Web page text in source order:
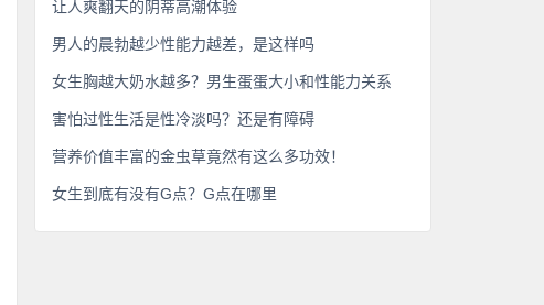
让人爽翻天的阴蒂高潮体验
男人的晨勃越少性能力越差，是这样吗
女生胸越大奶水越多？男生蛋蛋大小和性能力关系
害怕过性生活是性冷淡吗？还是有障碍
营养价值丰富的金虫草竟然有这么多功效！
女生到底有没有G点？G点在哪里